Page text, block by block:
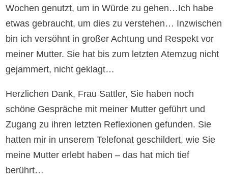
Wochen genutzt, um in Würde zu gehen…Ich habe
etwas gebraucht, um dies zu verstehen… Inzwischen
bin ich versöhnt in großer Achtung und Respekt vor
meiner Mutter. Sie hat bis zum letzten Atemzug nicht
gejammert, nicht geklagt…
Herzlichen Dank, Frau Sattler, Sie haben noch
schöne Gespräche mit meiner Mutter geführt und
Zugang zu ihren letzten Reflexionen gefunden. Sie
hatten mir in unserem Telefonat geschildert, wie Sie
meine Mutter erlebt haben – das hat mich tief
berührt…